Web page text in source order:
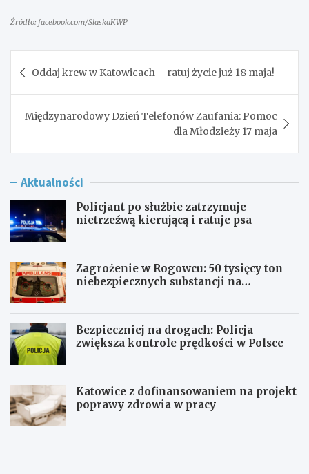
Źródło: facebook.com/SlaskaKWP
wpisu
Oddaj krew w Katowicach – ratuj życie już 18 maja!
Międzynarodowy Dzień Telefonów Zaufania: Pomoc
dla Młodzieży 17 maja
Aktualności
Policjant po służbie zatrzymuje
nietrzeźwą kierującą i ratuje psa
Zagrożenie w Rogowcu: 50 tysięcy ton
niebezpiecznych substancji na
Bezpieczniej na drogach: Policja
zwiększa kontrole prędkości w Polsce
Katowice z dofinansowaniem na projekt
poprawy zdrowia w pracy
P
Z